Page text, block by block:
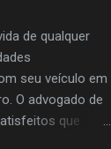
de qualquer
seu veículo em
O advogado de
que